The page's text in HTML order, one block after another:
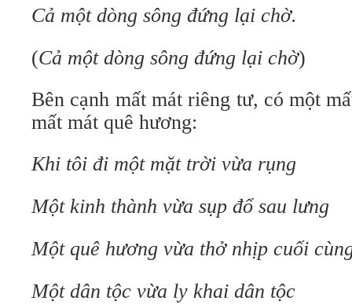
Cả một dòng sông đứng lại chờ.
(Cả một dòng sông đứng lại chờ)
Bên cạnh mất mát riêng tư, có một
mất mát quê hương:
Khi tôi đi một mặt trời vừa rụng
Một kinh thành vừa sụp đổ sau lưng
Một quê hương vừa thở nhịp cuối
Một dân tộc vừa ly khai dân tộc